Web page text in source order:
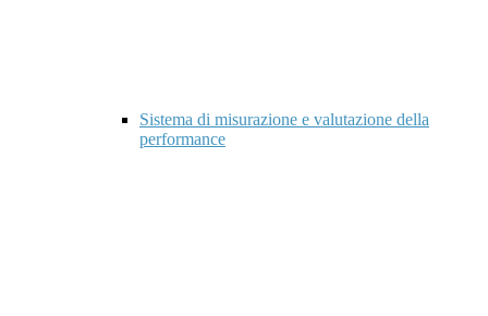
Sistema di misurazione e valutazione della
performance